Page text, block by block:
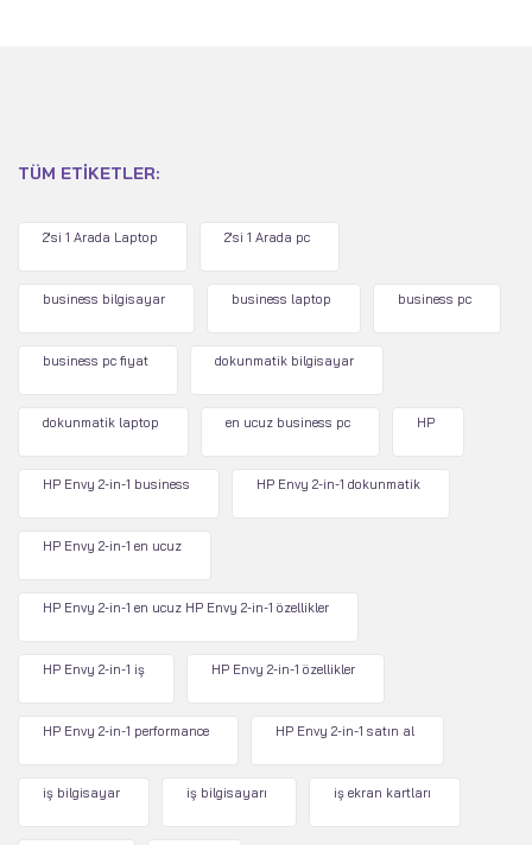
TÜM ETIKETLER:
2'si 1 Arada Laptop 2'si 1 Arada pc
business bilgisayar business laptop business pc
business pc fiyat dokunmatik bilgisayar
dokunmatik laptop en ucuz business pc HP
HP Envy 2-in-1 business HP Envy 2-in-1 dokunmatik
HP Envy 2-in-1 en ucuz
HP Envy 2-in-1 en ucuz HP Envy 2-in-1 özellikler
HP Envy 2-in-1 iş HP Envy 2-in-1 özellikler
HP Envy 2-in-1 performance HP Envy 2-in-1 satın al
iş bilgisayar iş bilgisayarı iş ekran kartları